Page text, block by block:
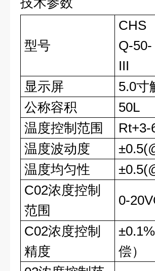
型号
CHS
Q-50-
III
显示屏
5.0寸
公称容积
50L
温度控制范围
温度波动度
温度均匀性
C02浓度控制
范围
0-
C02浓度控制
精度
偿）